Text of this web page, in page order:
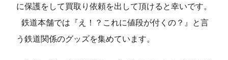
に保護をして買取り依頼を出して頂けると幸いです。
鉄道本舗では『え！？これに値段が付くの？』と言
う鉄道関係のグッズを集めています。